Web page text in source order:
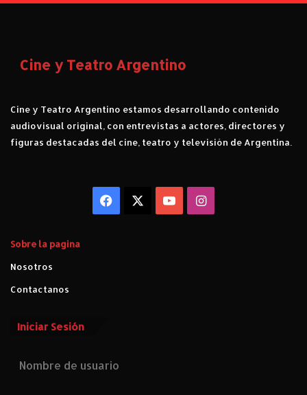
Cine y Teatro Argentino
Cine y Teatro Argentino estamos desarrollando contenido
audiovisual original, con entrevistas a actores, directores y
figuras destacadas del cine, teatro y televisión de Argentina.
Facebook YouTubeInstagram
Sobre la pagina
Nosotros
Contactanos
Iniciar Sesión